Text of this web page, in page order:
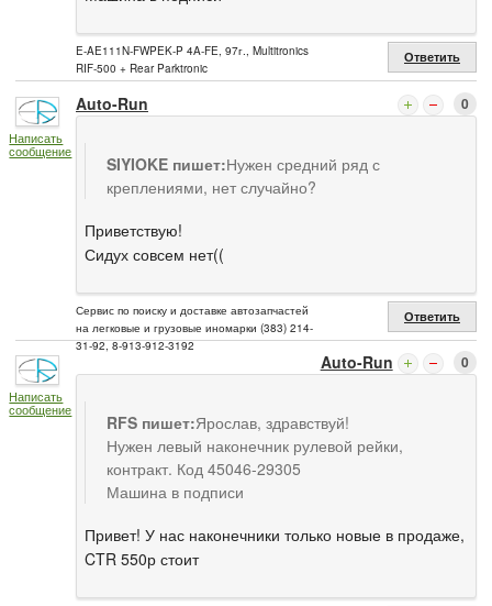
E-AE111N-FWPEK-P 4A-FE, 97г., Multitronics
RIF-500 + Rear Parktronic
Ответить
Написать
сообщение
Auto-Run 0
SIYIOKE пишет:Нужен средний ряд с
креплениями, нет случайно?
Приветствую!
Сидух совсем нет((
Сервис по поиску и доставке автозапчастей
на легковые и грузовые иномарки (383) 214-
31-92, 8-913-912-3192
Ответить
Написать
сообщение
Auto-Run 0
RFS пишет:Ярослав, здравствуй!
Нужен левый наконечник рулевой рейки,
контракт. Код 45046-29305
Машина в подписи
Привет! У нас наконечники только новые в продаже,
CTR 550р стоит